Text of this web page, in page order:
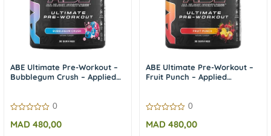
ABE Ultimate Pre-Workout –
Bubblegum Crush – Applied
sur
0
MAD 480,00
ABE Ultimate Pre-Workout –
Fruit Punch – Applied
sur
0
MAD 480,00